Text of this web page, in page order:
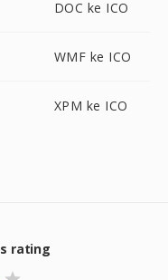
DOC ke ICO
WMF ke ICO
XPM ke ICO
rating